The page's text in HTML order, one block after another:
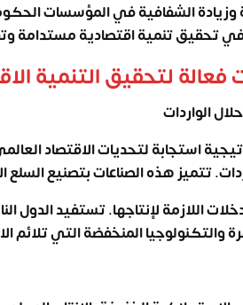
الشفافية في المؤسسات
تحقيق تنمية اقتصادية مستدامة
فعالة لتحقيق التنمية
الواردات
استجابة لتحديات الاقتصاد
تتميز هذه الصناعات بتصنيع السلع
اللازمة لإنتاجها. تستفيد
والتكنولوجيا المنخفضة التي تلائم